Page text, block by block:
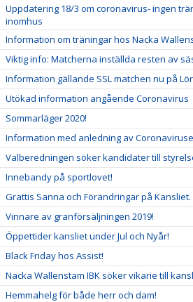
Uppdatering 18/3 om coronavirus- ingen
inomhus
Information om träningar hos Nacka
Viktig info: Matcherna inställda resten av
Information gällande SSL matchen nu på
Utökad information angående Coronavirus
Sommarläger 2020!
Information med anledning av
Valberedningen söker kandidater till
Innebandy på sportlovet!
Grattis Sanna och Förändringar på Kansliet.
Vinnare av granförsäljningen 2019!
Öppettider kansliet under Jul och Nyår!
Black Friday hos Assist!
Nacka Wallenstam IBK söker vikarie till
Hemmahelg för både herr och dam!